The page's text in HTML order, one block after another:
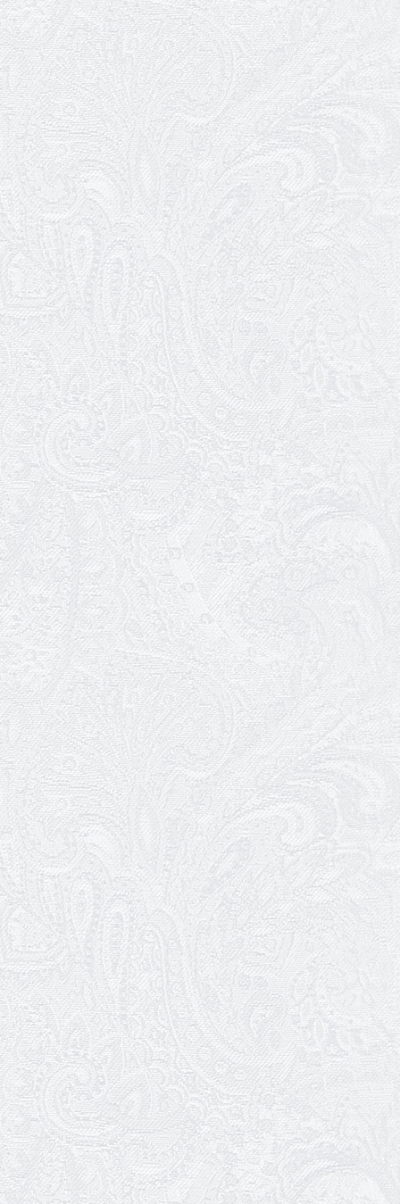
посад
12.05.2026
Ювілей Світлани Коцюренко
10.05.2026
Онлайн-трансляція концерту «Хто
кого?»
09.05.2026
Ювілей Олександра Ланге
08.05.2026
Відновлення мюзиклу «Ханум»
06.05.2026
Вітаємо з прем'єрою у виставі «Два
кольори однієї долі» Катерину Мись!
26.04.2026
З першою прем'єрою 2026 року!
25.04.2026
Трудовий ювілей Ауріки Ахметової
24.04.2026
З прем'єрою вистави «Божевільна
родина»!
02.04.2026
Запрошуємо на прем'єру вистави
«Божевільна родина»
01.04.2026
Трудовий ювілей Олени Корольової
27.03.2026
З Всесвітнім днем театру!
26.03.2026
Божевільна родина — 24 та 26 квітня
25.03.2026
Нам — 79!
17.03.2026
Зелене світло твого дозвілля
11.03.2026
Результати конкурсу
10.03.2026
Ювілей Тетяни Хамітової
03.03.2026
Ювілей Сергія Богаченка
02.03.2026
Результати конкурсу
27.02.2026
Ювілей Олександра Жигуліна
19.02.2026